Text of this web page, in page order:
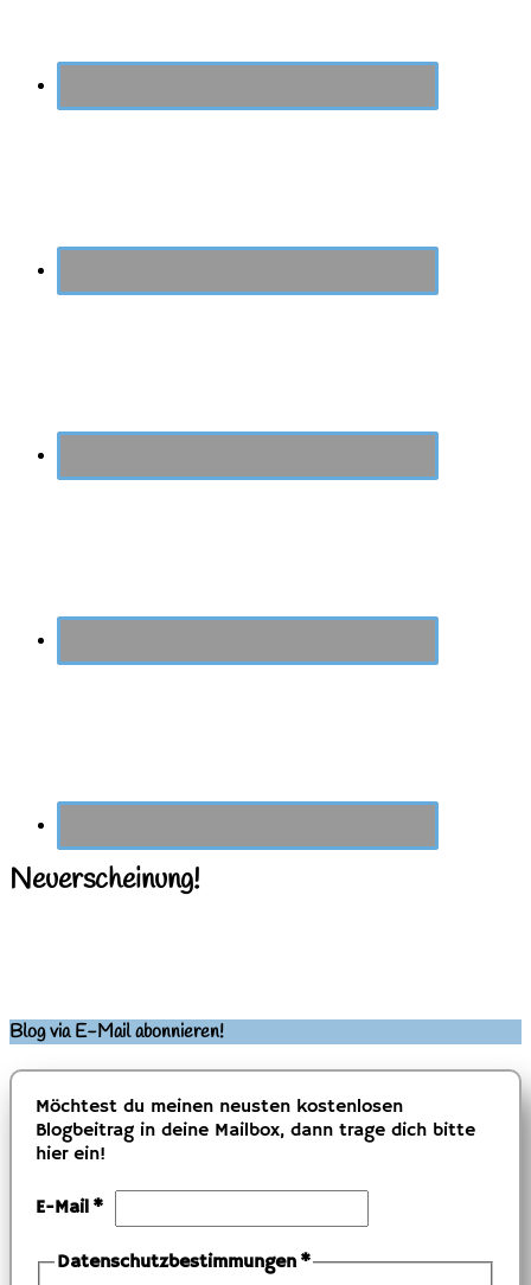
Neuerscheinung!
Blog via E-Mail abonnieren!
Möchtest du meinen neusten kostenlosen
Blogbeitrag in deine Mailbox, dann trage dich bitte
hier ein!
E-Mail *
Datenschutzbestimmungen *